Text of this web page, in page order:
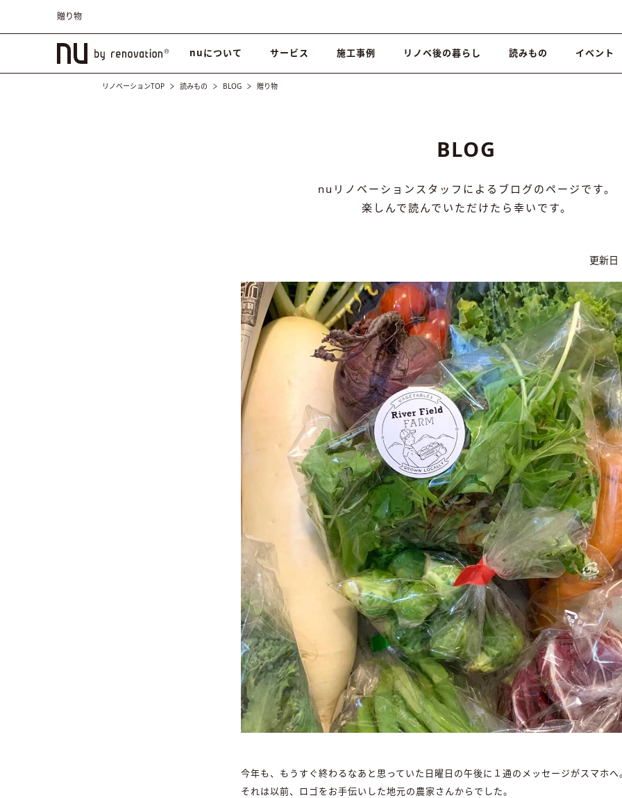
贈り物
nuについて サービス 施工事例 リノベ後の暮らし 読みもの イベント
リノベーションTOP 読みもの BLOG 贈り物
BLOG
nuリノベーションスタッフによるブログのページです。
楽しんで読んでいただけたら幸いです。
更新
今年も、もうすぐ終わるなあと思っていた日曜日の午後に１通のメッセージがスマホへ
それは以前、ロゴをお手伝いした地元の農家さんからでした。